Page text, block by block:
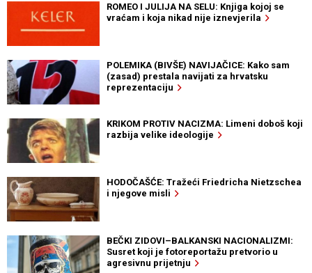
ROMEO I JULIJA NA SELU: Knjiga kojoj se
vraćam i koja nikad nije iznevjerila
POLEMIKA (BIVŠE) NAVIJAČICE: Kako sam
(zasad) prestala navijati za hrvatsku
reprezentaciju
KRIKOM PROTIV NACIZMA: Limeni doboš koji
razbija velike ideologije
HODOČAŠĆE: Tražeći Friedricha Nietzschea
i njegove misli
BEČKI ZIDOVI–BALKANSKI NACIONALIZMI:
Susret koji je fotoreportažu pretvorio u
agresivnu prijetnju